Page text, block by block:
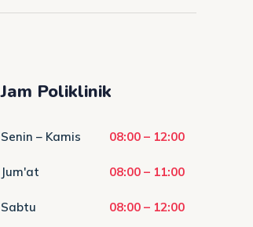
Jam Poliklinik
Senin – Kamis 08:00 – 12:00
Jum'at 08:00 – 11:00
Sabtu 08:00 – 12:00